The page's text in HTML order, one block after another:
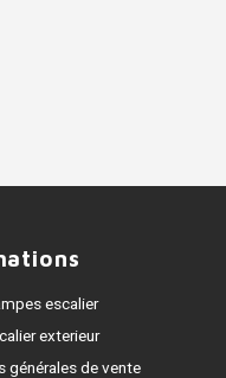
escalier
exterieur
générales de vente